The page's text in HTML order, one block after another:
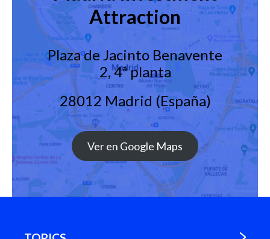
Attraction
Plaza de Jacinto Benavente
2, 4ª planta
28012 Madrid (España)
Ver en Google Maps